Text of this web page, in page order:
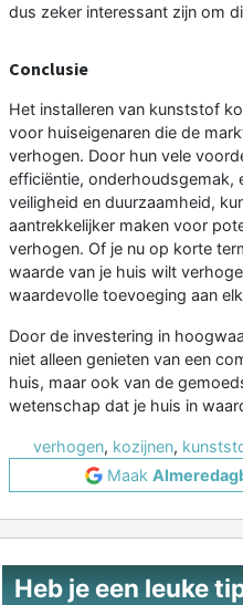
dus zeker interessant zijn om
Conclusie
Het installeren van kunststof
voor huiseigenaren die de
verhogen. Door hun vele
efficiëntie, onderhoudsgemak,
veiligheid en duurzaamheid,
aantrekkelijker maken voor
verhogen. Of je nu op korte
waarde van je huis wilt
waardevolle toevoeging aan
Door de investering in
niet alleen genieten van een
huis, maar ook van de
wetenschap dat je huis in
verhogen, kozijnen,
Maak
Heb je een leuke